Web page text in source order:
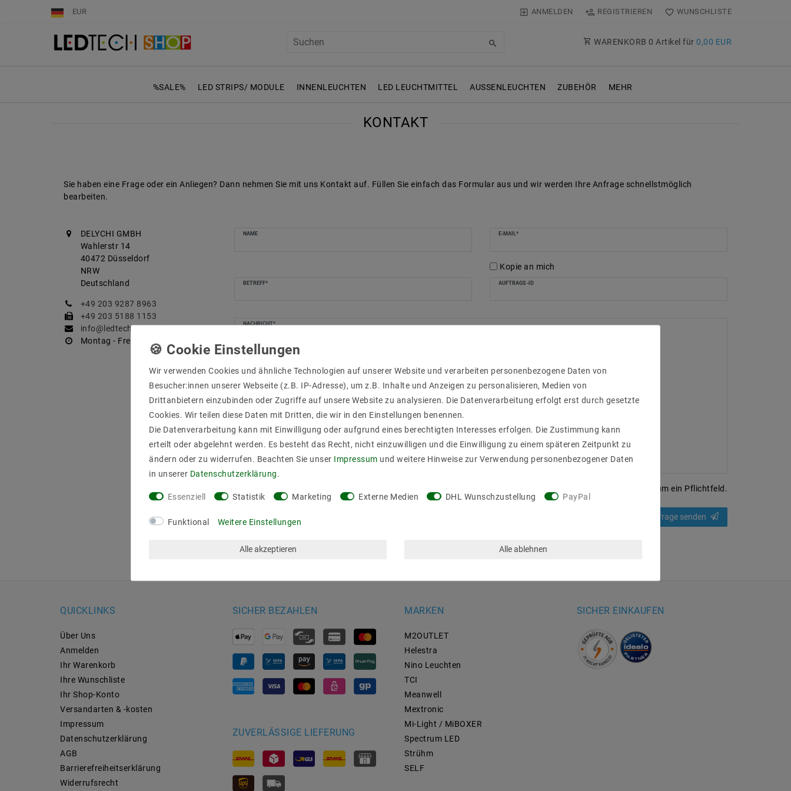
EUR ANMELDEN REGISTRIEREN WUNSCHLISTE
WARENKORB 0 Artikel für 0,00 EUR
%SALE% LED STRIPS/ MODULE INNENLEUCHTEN LED LEUCHTMITTEL AUSSENLEUCHTEN ZUBEHÖR MEHR
KONTAKT
Sie haben eine Frage oder ein Anliegen? Dann nehmen Sie mit uns Kontakt auf. Füllen Sie einfach das Formular aus und wir werden Ihre Anfrage schnellstmöglich
bearbeiten.
DELYCHI GMBH
Wahlerstr 14
40472 Düsseldorf
NRW
Deutschland
+49 203 9287 8963
+49 203 5188 1153
info@ledtech-shop.de
Montag - Freitag, 10:00 - 17:00
NAME E-MAIL*
Kopie an mich
BETREFF* AUFTRAGS-ID
NACHRICHT*
gelesen habe.*
* Hierbei handelt es sich um ein Pflichtfeld.
Ceres::Template.mailFormHoneypotLabel
Anfrage senden
QUICKLINKS
Über Uns
Anmelden
Ihr Warenkorb
Ihre Wunschliste
Ihr Shop-Konto
Versandarten & -kosten
Impressum
Daten­schutz­erklärung
AGB
Barrierefreiheitserklärung
Widerrufs­recht
SICHER BEZAHLEN
ZUVERLÄSSIGE LIEFERUNG
MARKEN
M2OUTLET
Helestra
Nino Leuchten
TCI
Meanwell
Mextronic
Mi-Light / MiBOXER
Spectrum LED
Strühm
SELF
SICHER EINKAUFEN
Wir verwenden Cookies und ähnliche Technologien auf unserer Website und verarbeiten personenbezogene Daten von
Besucher:innen unserer Webseite (z.B. IP-Adresse), um z.B. Inhalte und Anzeigen zu personalisieren, Medien von
Drittanbietern einzubinden oder Zugriffe auf unsere Website zu analysieren. Die Datenverarbeitung erfolgt erst durch gesetzte
Cookies. Wir teilen diese Daten mit Dritten, die wir in den Einstellungen benennen.
Die Datenverarbeitung kann mit Einwilligung oder aufgrund eines berechtigten Interesses erfolgen. Die Zustimmung kann
erteilt oder abgelehnt werden. Es besteht das Recht, nicht einzuwilligen und die Einwilligung zu einem späteren Zeitpunkt zu
ändern oder zu widerrufen. Beachten Sie unser Impressum und weitere Hinweise zur Verwendung personenbezogener Daten
in unserer Daten­schutz­erklärung.
Essenziell Statistik Marketing Externe Medien DHL Wunschzustellung PayPal
Funktional Weitere Einstellungen
Alle akzeptieren Alle ablehnen